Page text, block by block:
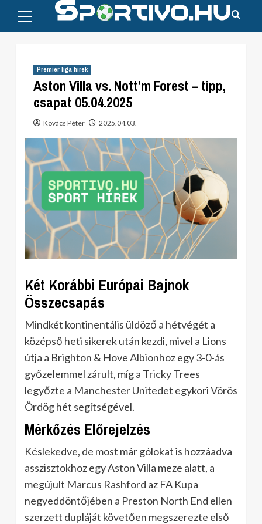
content
Menu
Premier liga hírek
Aston Villa vs. Nott’m Forest – tipp,
csapat 05.04.2025
Kovács Péter 2025.04.03.
Két Korábbi Európai Bajnok
Összecsapás
Mindkét kontinentális üldöző a hétvégét a
középső heti sikerek után kezdi, mivel a Lions
útja a Brighton & Hove Albionhoz egy 3-0-ás
győzelemmel zárult, míg a Tricky Trees
legyőzte a Manchester Unitedet egykori Vörös
Ördög hét segítségével.
Mérkőzés Előrejelzés
Késlekedve, de most már gólokat is hozzáadva
asszisztokhoz egy Aston Villa meze alatt, a
megújult Marcus Rashford az FA Kupa
negyeddöntőjében a Preston North End ellen
szerzett dupláját követően megszerezte első